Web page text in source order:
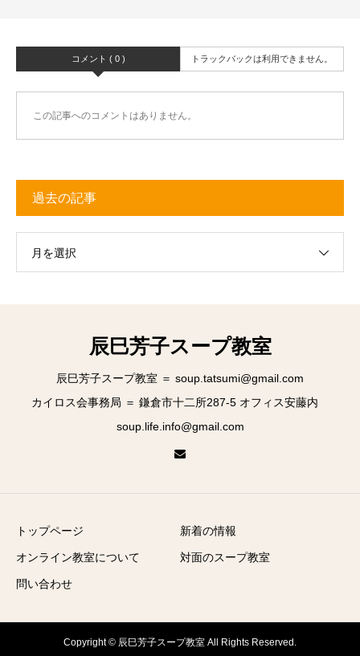
コメント ( 0 ) トラックバックは利用できません。
この記事へのコメントはありません。
過去の記事
月を選択
辰巳芳子スープ教室
辰巳芳子スープ教室 ＝ soup.tatsumi@gmail.com
カイロス会事務局 ＝ 鎌倉市十二所287-5 オフィス安藤内
soup.life.info@gmail.com
トップページ 新着の情報
オンライン教室について 対面のスープ教室
問い合わせ
Copyright © 辰巳芳子スープ教室 All Rights Reserved.